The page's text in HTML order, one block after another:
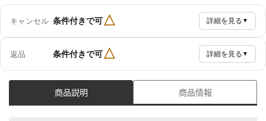
キャンセル 条件付きで可△ 詳細を見る ▼
返品 条件付きで可△ 詳細を見る ▼
商品説明 商品情報